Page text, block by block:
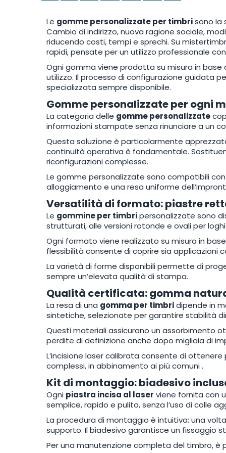
Le gomme personalizzate per timbrisono la
Cambio di indirizzo, nuova ragione sociale,
riducendo costi, tempi e sprechi. Su
rapidi, pensate per un utilizzo professionale
Ogni gomma viene prodotta su misura in
utilizzo. Il processo di configurazione guidata
specializzata sempre disponibile.
Gomme personalizzate per ogni
La categoria delle gomme personalizzate
informazioni stampate senza rinunciare a un
Questa soluzione è particolarmente
continuità operativa è fondamentale.
riconfigurazioni complesse.
Le gomme personalizzate sono compatibili
alloggiamento e una resa uniforme
Versatilità di formato: piastre
Le gommine per timbripersonalizzate sono
strutturati, alle versioni rotonde e ovali per
Ogni formato viene realizzato su misura in
flessibilità consente di coprire sia applicazioni
La varietà di forme disponibili permette di
sempre un’elevata qualità di stampa.
Qualità certificata: gomma
La resa di una gomma per timbridipende in
sintetiche, selezionate per garantire stabilità
Questi materiali assicurano un assorbimento
perdite di definizione anche dopo migliaia di
L’incisione laser calibrata consente di
complessi, in abbinamento ai più comuni.
Kit di montaggio: biadesivo
Ogni piastra incisa al laser viene fornita con
semplice, rapido e pulito, senza l’uso di colle
La procedura di montaggio è intuitiva: una
supporto. Il biadesivo garantisce un fissaggio
Per una manutenzione completa del timbro, è